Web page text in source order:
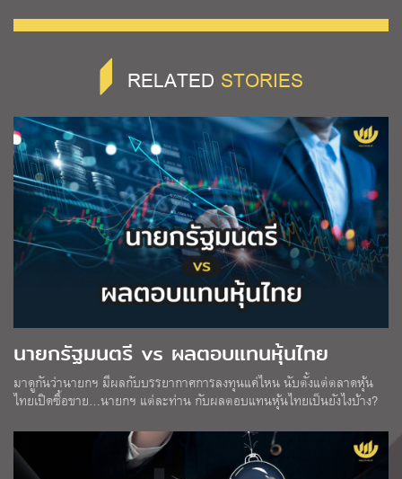
RELATED STORIES
นายกรัฐมนตรี vs ผลตอบแทนหุ้นไทย
มาดูกันว่านายกฯ มีผลกับบรรยากาศการลงทุนแค่ไหน นับตั้งแต่ตลาดหุ้น
ไทยเปิดซื้อขาย…นายกฯ แต่ละท่าน กับผลตอบแทนหุ้นไทยเป็นยังไงบ้าง?